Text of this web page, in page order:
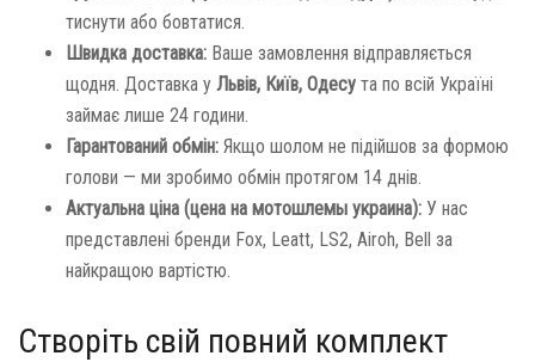
тиснути або бовтатися.
Швидка доставка: Ваше замовлення відправляється
щодня. Доставка у Львів, Київ, Одесу та по всій Україні
займає лише 24 години.
Гарантований обмін: Якщо шолом не підійшов за формою
голови — ми зробимо обмін протягом 14 днів.
Актуальна ціна (цена на мотошлемы украина): У нас
представлені бренди Fox, Leatt, LS2, Airoh, Bell за
найкращою вартістю.
Створіть свій повний комплект